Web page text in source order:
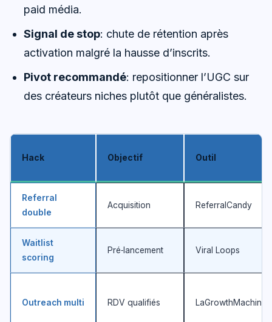
paid média.
Signal de stop: chute de rétention après
activation malgré la hausse d’inscrits.
Pivot recommandé: repositionner l’UGC sur
des créateurs niches plutôt que généralistes.
Hack Objectif Outil
Referral
double
Acquisition ReferralCandy
Waitlist
scoring
Pré‑lancement Viral Loops
Outreach multi RDV qualifiés LaGrowthMachine